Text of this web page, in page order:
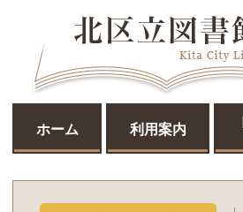
ホーム 利用案内